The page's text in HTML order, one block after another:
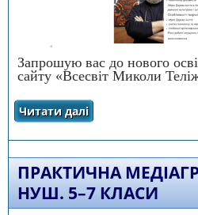
Запрошую вас до нового
сайту «Всесвіт Миколи
Читати далі
ПРАКТИЧНА
НУШ. 5–7 КЛАСИ